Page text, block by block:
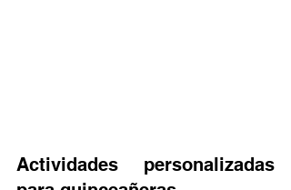
Actividades personalizadas